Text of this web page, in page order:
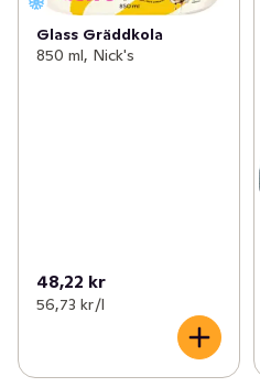
Glass Gräddkola
850 ml, Nick's
48,22 kr
56,73 kr /l